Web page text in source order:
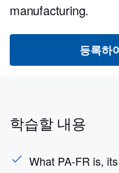
manufacturing.
등록하
학습할 내용
What PA-FR is,